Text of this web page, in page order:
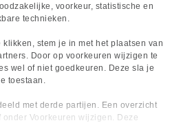
voorkeur, statistische en
technieken.
klikken, stem je in met het plaatsen van
Door op voorkeuren wijzigen te
wel of niet goedkeuren. Deze sla je
toestaan.
met derde partijen. Een overzicht
onder Voorkeuren wijzigen. Deze
maanden
4005
C